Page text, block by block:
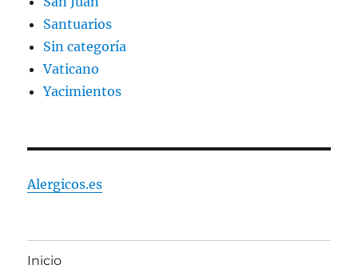
Santuarios
Sin categoría
Vaticano
Yacimientos
Alergicos.es
Inicio